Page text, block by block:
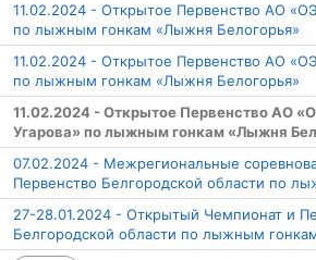
11.02.2024 - Открытое Первенство АО
по лыжным гонкам «Лыжня Белогорья»
11.02.2024 - Открытое Первенство АО
по лыжным гонкам «Лыжня Белогорья»
11.02.2024 - Открытое Первенство АО
Угарова» по лыжным гонкам «Лыжня
07.02.2024 - Межрегиональные
Первенство Белгородской области по
27-28.01.2024 - Открытый Чемпионат и
Белгородской области по лыжным